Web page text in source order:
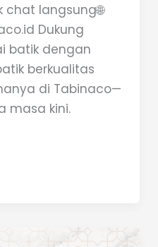
chat langsung🌐
Dukung
batik dengan
berkualitas
di Tabinaco—
masa kini.